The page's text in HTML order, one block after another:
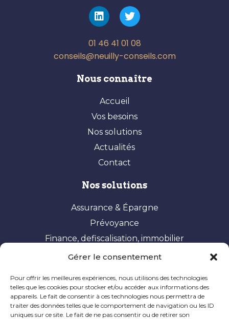
Gérer le consentement
Pour offrir les meilleures expériences, nous utilisons des technologies
telles que les cookies pour stocker et/ou accéder aux informations des
appareils. Le fait de consentir à ces technologies nous permettra de
traiter des données telles que le comportement de navigation ou les ID
uniques sur ce site. Le fait de ne pas consentir ou de retirer son
01 46 41 01 08
conseils@neuilly-conseils.com
Nous connaître
Accueil
Vos besoins
Nos solutions
Actualités
Contact
Nos solutions
Assurance & Épargne
Prévoyance
Finance, defiscalisation, immobilier
Vos besoins
Constituer et valoriser son patrimoine
Optimisation fiscale
Préparer sa retraite